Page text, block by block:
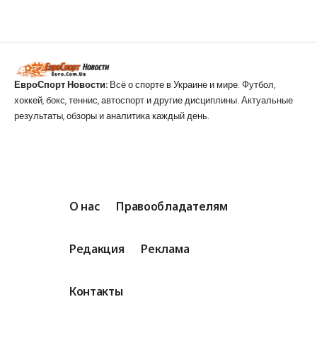
ЕвроСпорт Новости: Всё о спорте в Украине и мире. Футбол,
хоккей, бокс, теннис, автоспорт и другие дисциплины. Актуальные
результаты, обзоры и аналитика каждый день.
О нас Правообладателям
Редакция Реклама
Контакты